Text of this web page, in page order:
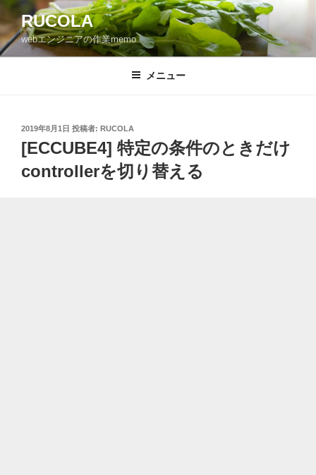
ン
テ
ン
RUCOLA
webエンジニアの作業memo
メニュー
投
稿
日:
2019年8月1日 投稿者: RUCOLA
[ECCUBE4] 特定の条件のときだけ
controllerを切り替える